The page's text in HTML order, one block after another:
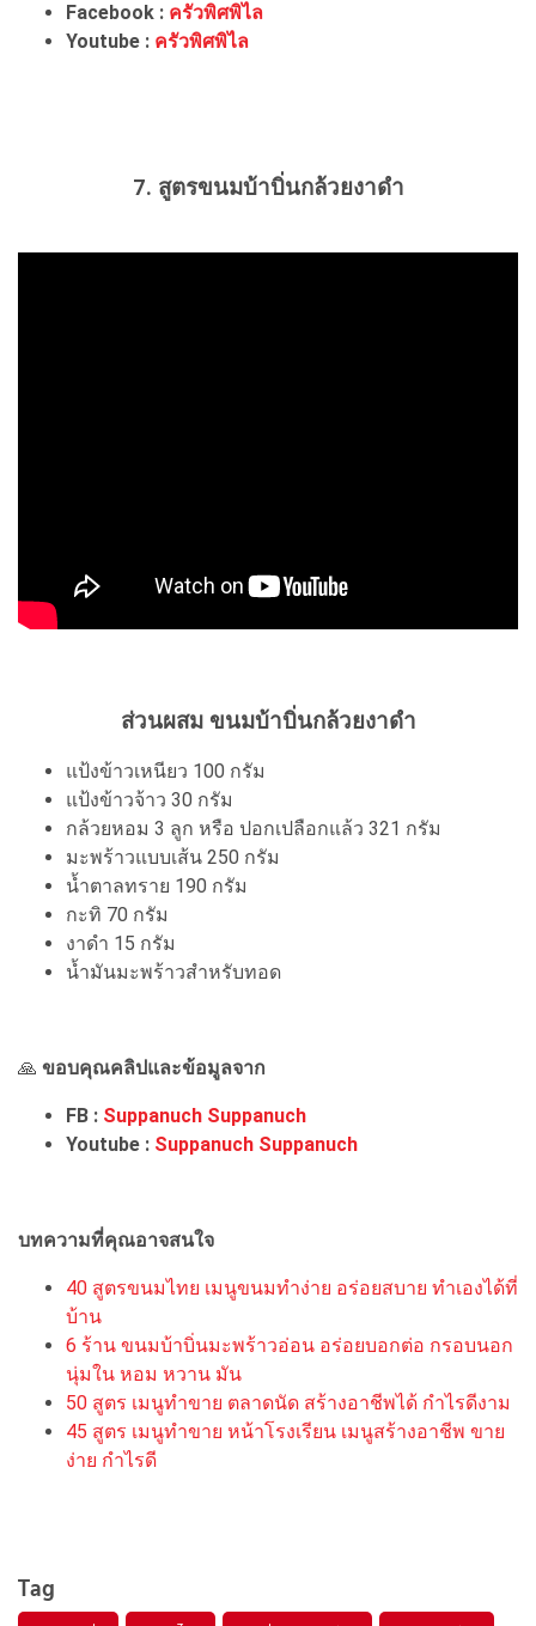
Facebook : ครัวพิศพิไล
Youtube : ครัวพิศพิไล
7. สูตรขนมบ้าบิ่นกล้วยงาดำ
ส่วนผสม ขนมบ้าบิ่นกล้วยงาดำ
แป้งข้าวเหนียว 100 กรัม
แป้งข้าวจ้าว 30 กรัม
กล้วยหอม 3 ลูก หรือ ปอกเปลือกแล้ว 321 กรัม
มะพร้าวแบบเส้น 250 กรัม
น้ำตาลทราย 190 กรัม
กะทิ 70 กรัม
งาดำ 15 กรัม
น้ำมันมะพร้าวสำหรับทอด
🙏 ขอบคุณคลิปและข้อมูลจาก
FB : Suppanuch Suppanuch
Youtube : Suppanuch Suppanuch
บทความที่คุณอาจสนใจ
40 สูตรขนมไทย เมนูขนมทำง่าย อร่อยสบาย ทำเองได้ที่
บ้าน
6 ร้าน ขนมบ้าบิ่นมะพร้าวอ่อน อร่อยบอกต่อ กรอบนอก
นุ่มใน หอม หวาน มัน
50 สูตร เมนูทำขาย ตลาดนัด สร้างอาชีพได้ กำไรดีงาม
45 สูตร เมนูทำขาย หน้าโรงเรียน เมนูสร้างอาชีพ ขาย
ง่าย กำไรดี
Tag